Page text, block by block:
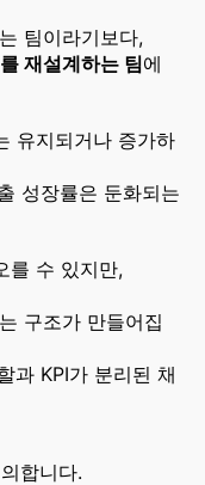
팀이라기보다,
재설계하는 팀에
유지되거나 증가하
성장률은 둔화되는
를 수 있지만,
구조가 만들어집
과 KPI가 분리된 채
합니다.